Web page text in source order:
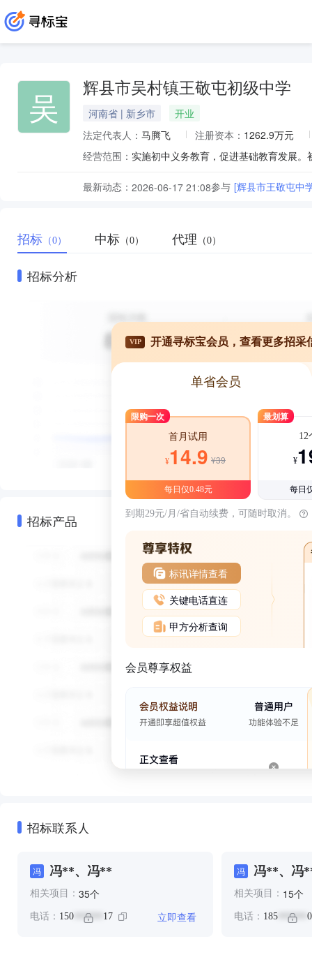
吴 辉县市吴村镇王敬屯初级中学
河南省 | 新乡市
开业
法定代表人： 马腾飞 注册资本： 1262.9万元
经营范围： 实施初中义务教育，促进基础教育发展
最新动态： 2026-06-17 21:08参与 [辉县市王敬屯中
招标 （0） 中标 （0） 代理 （0）
招标分析
招标产品
VIP 开通寻标宝会员，查看更多招采
单省会员
限购一次
首月试用
¥14.9 ¥39
每日仅0.48元
最划算
12
¥
每日
到期29元/月/省自动续费，可随时取消。
标讯详情查看
关键电话直连
甲方分析查询
会员尊享权益
招标联系人
冯 冯**、冯**
相关项目： 35个
电话： 150 ****** 17 立即查看
冯 冯**、冯
相关项目： 15个
电话： 185******